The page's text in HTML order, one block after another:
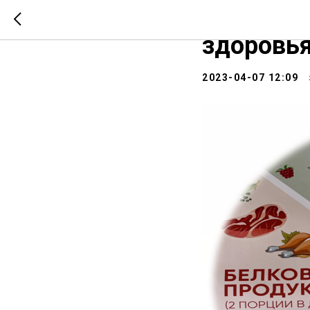
7
2023-04-07 12:09